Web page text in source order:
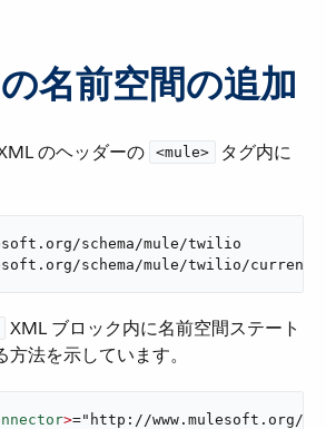
名前空間の追加
のヘッダーの <mule>
​ タグ内に
schema/mule/twilio
schema/mule/twilio/
​ XML ブロック内に名前空間ステート
法を示しています。
>="http://www.mulesoft.org/